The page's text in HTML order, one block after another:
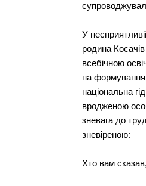
У
родина
всебічною
на формування
національна
вродженою
зневага до
зневіреною:
Хто вам